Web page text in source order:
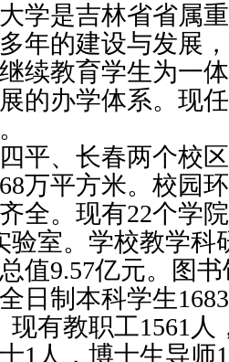
是吉林省省属重
年的建设与发展
续教育学生为一
的办学体系。现
、长春两个校区
万平方米。校园
全。现有22个学
验室。学校教学科
值9.57亿元。图
制本科学生
现有教职工1561人
1人，博士生导师